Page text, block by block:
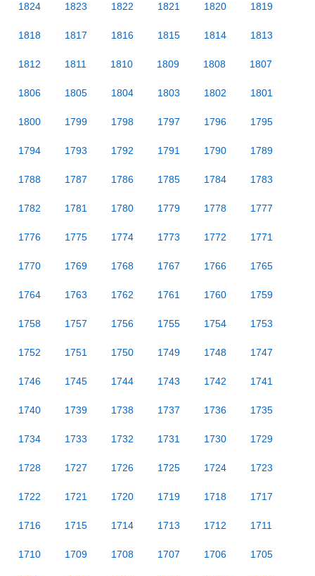
1824 1823 1822 1821 1820 1819
1818 1817 1816 1815 1814 1813
1812 1811 1810 1809 1808 1807
1806 1805 1804 1803 1802 1801
1800 1799 1798 1797 1796 1795
1794 1793 1792 1791 1790 1789
1788 1787 1786 1785 1784 1783
1782 1781 1780 1779 1778 1777
1776 1775 1774 1773 1772 1771
1770 1769 1768 1767 1766 1765
1764 1763 1762 1761 1760 1759
1758 1757 1756 1755 1754 1753
1752 1751 1750 1749 1748 1747
1746 1745 1744 1743 1742 1741
1740 1739 1738 1737 1736 1735
1734 1733 1732 1731 1730 1729
1728 1727 1726 1725 1724 1723
1722 1721 1720 1719 1718 1717
1716 1715 1714 1713 1712 1711
1710 1709 1708 1707 1706 1705